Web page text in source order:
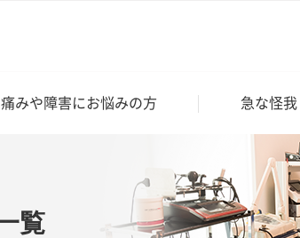
みや障害にお悩みの方 急な怪
覧